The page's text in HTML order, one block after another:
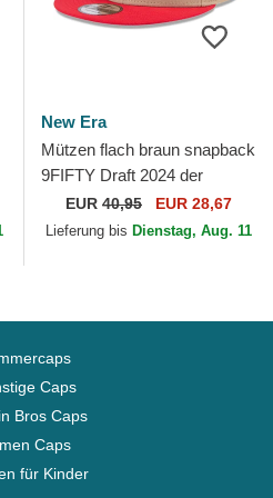
New Era
Mützen flach braun snapback
9FIFTY Draft 2024 der
Chicago Bulls NBA von New
Era
EUR 40,95 EUR 28,67
Lieferung bis Dienstag, Aug. 11
Caps
Bros Caps
Caps
für Kinder